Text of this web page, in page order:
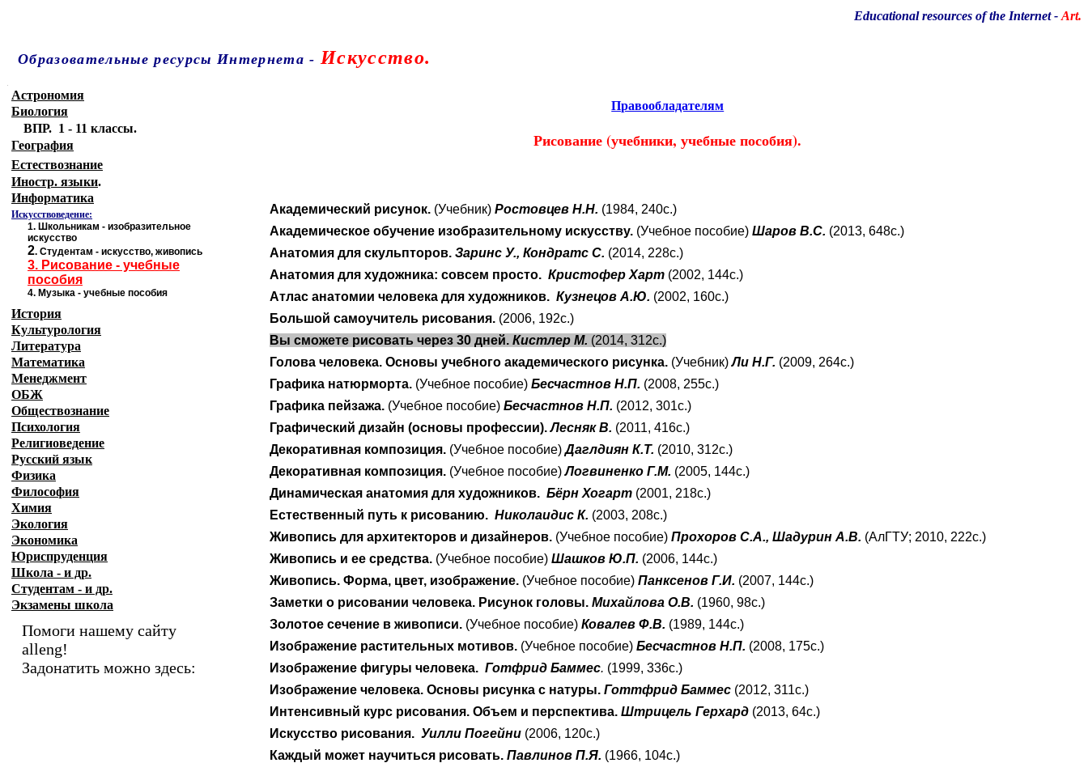
Educational resources of the Internet- Art.
Образовательные ресурсы Интернета - Искусство.
Правообладателям
Рисование (учебники, учебные пособия).
Академический рисунок. (Учебник)Ростовцев Н.Н. (1984, 240с.)
Академическое обучение изобразительному искусству. (Учебное пособие)Шаров В.С. (2013, 648с.)
Анатомия для скульпторов.Заринс У., Кондратс С. (2014, 228с.)
Анатомия для художника: совсем просто. Кристофер Харт (2002, 144с.)
Атлас анатомии человека для художников. Кузнецов А.Ю. (2002, 160с.)
Большой самоучитель рисования. (2006, 192с.)
Вы сможете рисовать через 30 дней.Кистлер М. (2014, 312с.)
Голова человека. Основы учебного академического рисунка. (Учебник)Ли Н.Г. (2009, 264с.)
Графика натюрморта. (Учебное пособие)Бесчастнов Н.П. (2008, 255с.)
Графика пейзажа. (Учебное пособие)Бесчастнов Н.П. (2012, 301с.)
Графический дизайн (основы профессии).Лесняк В. (2011, 416с.)
Декоративная композиция. (Учебное пособие)Даглдиян К.Т. (2010, 312с.)
Декоративная композиция. (Учебное пособие)Логвиненко Г.М. (2005, 144с.)
Динамическая анатомия для художников.Бёрн Хогарт (2001, 218с.)
Естественный путь к рисованию.Николаидис К. (2003, 208с.)
Живопись для архитекторов и дизайнеров. (Учебное пособие)Прохоров С.А., Шадурин А.В. (АлГТУ; 2010, 222с.)
Живопись и ее средства. (Учебное пособие)Шашков Ю.П. (2006, 144с.)
Живопись. Форма, цвет, изображение. (Учебное пособие)Панксенов Г.И. (2007, 144с.)
Заметки о рисовании человека. Рисунок головы.Михайлова О.В. (1960, 98с.)
Золотое сечение в живописи. (Учебное пособие)Ковалев Ф.В. (1989, 144с.)
Изображение растительных мотивов. (Учебное пособие)Бесчастнов Н.П. (2008, 175с.)
Изображение фигуры человека.Готфрид Баммес. (1999, 336с.)
Изображение человека. Основы рисунка с натуры.Готтфрид Баммес (2012, 311с.)
Интенсивный курс рисования. Объем и перспектива.Штрицель Герхард (2013, 64с.)
Искусство рисования.Уилли Погейни (2006, 120с.)
Каждый может научиться рисовать.Павлинов П.Я. (1966, 104с.)
Астрономия
Биология
ВПР. 1 - 11 классы.
География
Естествознание
Иностр. языки.
Информатика
Искусствоведение:
1. Школьникам - изобразительное
искусство
2. Студентам - искусство, живопись
3. Рисование - учебные
пособия
4. Музыка - учебные пособия
История
Культурология
Литература
Математика
Менеджмент
ОБЖ
Обществознание
Психология
Религиоведение
Русский язык
Физика
Философия
Химия
Экология
Экономика
Юриспруденция
Школа - и др.
Студентам - и др.
Экзамены школа
Помоги нашему сайту
alleng!
Задонатить можно здесь: